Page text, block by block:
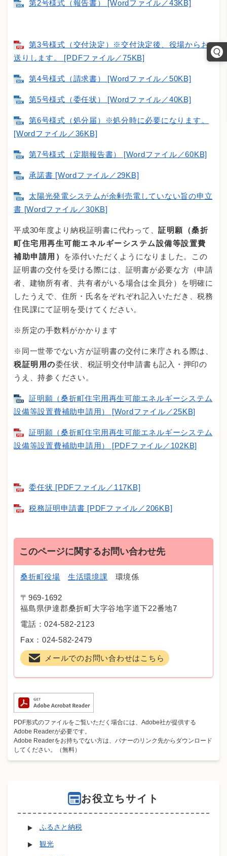
第2号様式（報告書） [Wordファイル／43KB]
第3号様式（交付決定）※交付決定後、役場からお
送りします。 [PDFファイル／75KB]
第4号様式（請求書） [Wordファイル／50KB]
第5号様式（委任状） [Wordファイル／40KB]
第6号様式（処分届）※処分時に必要になります。
[Wordファイル／36KB]
第7号様式（定期報告書） [Wordファイル／60KB]
承諾書 [Wordファイル／29KB]
太陽光発電システムが余剰売電していない旨の申立
書 [Wordファイル／30KB]
平成30年度より納税証明書に代わって、証明願（桑折
町住宅用再生可能エネルギーシステム設備等設置費
補助申請用）
を添付いただくようになりました。この
証明書の交付を受ける際には、証明書が必要な方（申請
者、建物所有者、共有者がいる場合は全員分）を明確に
したうえで、住所・氏名をぞれぞれ記入いただき、税務
住民課にて証明を受けてください。
※所定の手数料がかかります
※同一世帯でない方が証明書の交付に来庁される際は、
税証明用の委任状、税証明交付申請書も記入・押印の
うえ、持参ください。
証明願（桑折町住宅用再生可能エネルギーシステム
設備等設置費補助申請用） [Wordファイル／25KB]
証明願（桑折町住宅用再生可能エネルギーシステム
設備等設置費補助申請用） [PDFファイル／102KB]
委任状 [PDFファイル／117KB]
税務証明申請書 [PDFファイル／206KB]
このページに関するお問い合わせ先
桑折町役場 生活環境課 環境係
〒969-1692
福島県伊達郡桑折町大字谷地字道下22番地7
電話：024-582-2123
Fax：024-582-2479
メールでのお問い合わせはこちら
PDF形式のファイルをご覧いただく場合には、Adobe社が提供する
Adobe Readerが必要です。
Adobe Readerをお持ちでない方は、バナーのリンク先からダウンロード
してください。（無料）
お役立ちサイト
ふるさと納税
観光